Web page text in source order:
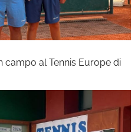
campo al Tennis Europe di